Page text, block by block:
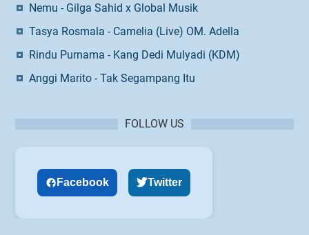
Nemu - Gilga Sahid x Global Musik
Tasya Rosmala - Camelia (Live) OM. Adella
Rindu Purnama - Kang Dedi Mulyadi (KDM)
Anggi Marito - Tak Segampang Itu
FOLLOW US
Facebook Twitter